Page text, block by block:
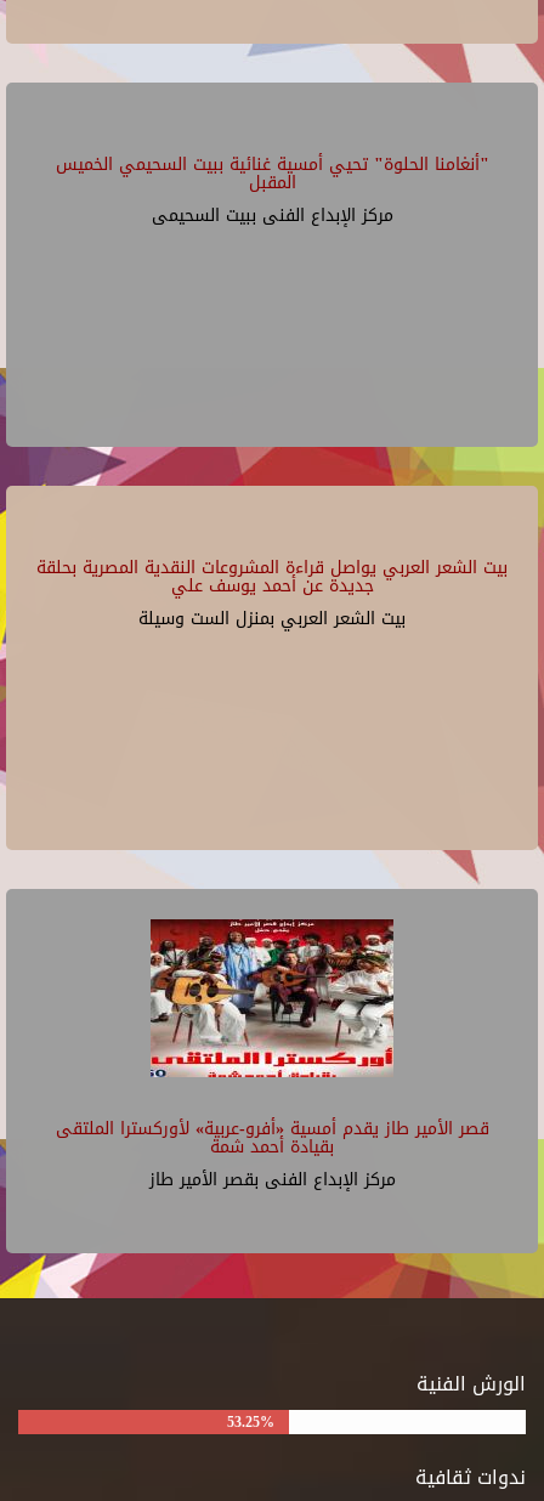
"أنغامنا الحلوة" تحيي أمسية غنائية ببيت السحيمي الخميس
المقبل
مركز الإبداع الفنى ببيت السحيمى
بيت الشعر العربي يواصل قراءة المشروعات النقدية المصرية بحلقة
جديدة عن أحمد يوسف علي
بيت الشعر العربي بمنزل الست وسيلة
قصر الأمير طاز يقدم أمسية «أفرو-عربية» لأوركسترا الملتقى
بقيادة أحمد شمة
مركز الإبداع الفنى بقصر الأمير طاز
الورش الفنية
53.25%
ندوات ثقافية